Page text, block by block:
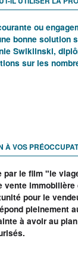
IL UTILISER LA
ou
bonne solution
Swiklinski,
sur les
À VOS
par le film "le
vente
pour le
pleinement
à avoir au